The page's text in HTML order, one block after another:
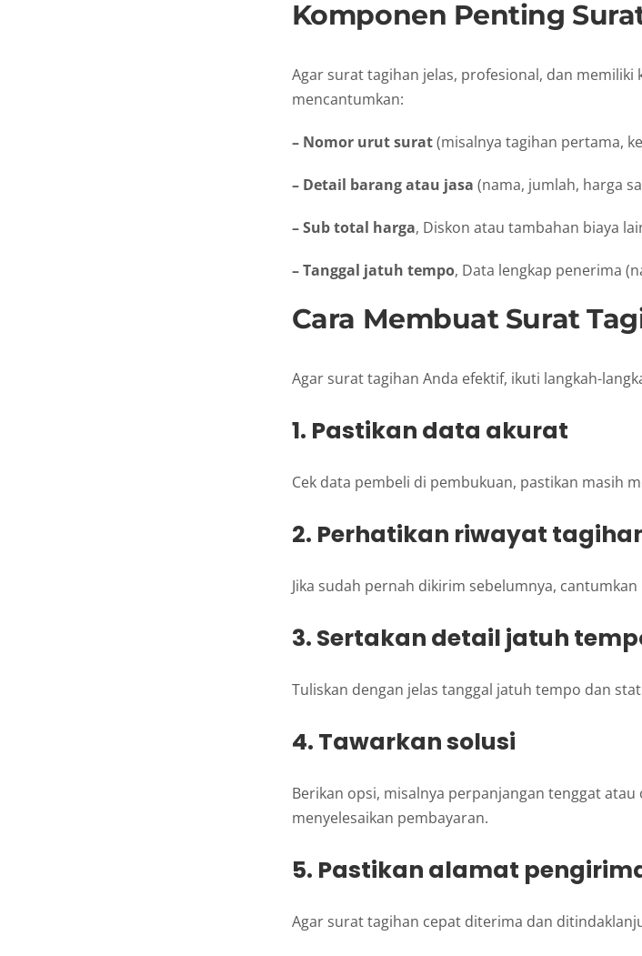
Komponen Penting
Agar surat tagihan jelas, profesional, dan memiliki
mencantumkan:
– Nomor urut surat(misalnya tagihan pertama,
– Detail barang atau jasa (nama, jumlah, harga
– Sub total harga, Diskon atau tambahan biaya
– Tanggal jatuh tempo, Data lengkap penerima
Cara Membuat Surat
Agar surat tagihan Anda efektif, ikuti langkah-
1. Pastikan data akurat
Cek data pembeli di pembukuan, pastikan masih
2. Perhatikan riwayat
Jika sudah pernah dikirim sebelumnya,
3. Sertakan detail jatuh
Tuliskan dengan jelas tanggal jatuh tempo dan
4. Tawarkan solusi
Berikan opsi, misalnya perpanjangan tenggat
menyelesaikan pembayaran.
5. Pastikan alamat
Agar surat tagihan cepat diterima dan